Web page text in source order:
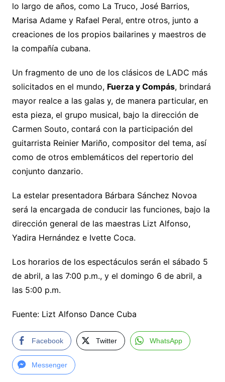
lo largo de años, como La Truco, José Barrios,
Marisa Adame y Rafael Peral, entre otros, junto a
creaciones de los propios bailarines y maestros de
la compañía cubana.
Un fragmento de uno de los clásicos de LADC más
solicitados en el mundo, Fuerza y Compás, brindará
mayor realce a las galas y, de manera particular, en
esta pieza, el grupo musical, bajo la dirección de
Carmen Souto, contará con la participación del
guitarrista Reinier Mariño, compositor del tema, así
como de otros emblemáticos del repertorio del
conjunto danzario.
La estelar presentadora Bárbara Sánchez Novoa
será la encargada de conducir las funciones, bajo la
dirección general de las maestras Lizt Alfonso,
Yadira Hernández e Ivette Coca.
Los horarios de los espectáculos serán el sábado 5
de abril, a las 7:00 p.m., y el domingo 6 de abril, a
las 5:00 p.m.
Fuente: Lizt Alfonso Dance Cuba
Facebook Twitter WhatsApp
Messenger